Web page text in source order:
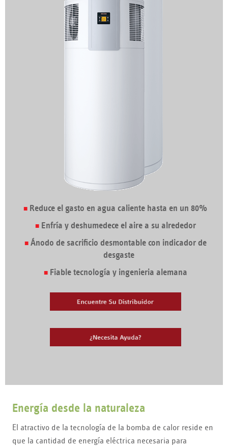
Reduce el gasto en agua caliente hasta en un 80%
Enfría y deshumedece el aire a su alrededor
Ánodo de sacrificio desmontable con indicador de
desgaste
Fiable tecnología y ingenieria alemana
Energía desde la naturaleza
El atractivo de la tecnología de la bomba de calor reside en
que la cantidad de energía eléctrica necesaria para